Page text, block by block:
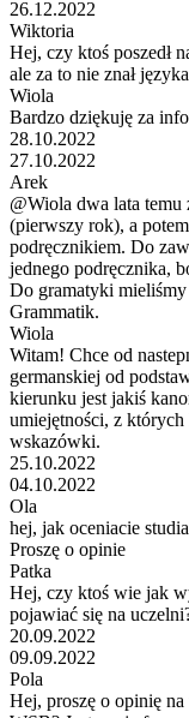
26.12.2022
Wiktoria
Hej, czy ktoś poszedł
ale za to nie znał
Wiola
Bardzo dziękuję za
28.10.2022
27.10.2022
Arek
@Wiola dwa lata temu
(pierwszy rok), a
podręcznikiem. Do
jednego podręcznika,
Do gramatyki
Grammatik.
Wiola
Witam! Chce od
germanskiej od
kierunku jest jakiś
umiejętności, z
wskazówki.
25.10.2022
04.10.2022
Ola
hej, jak oceniacie
Proszę o opinie
Patka
Hej, czy ktoś wie jak
pojawiać się na
20.09.2022
09.09.2022
Pola
Hej, proszę o opinię